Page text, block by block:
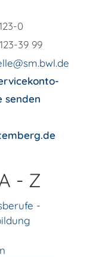
0
39 99
senden
- Z
-